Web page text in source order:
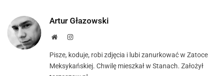
Artur Głazowski
StronaInstagram
Pisze, koduje, robi zdjęcia i lubi zanurkować w Zatoce
Meksykańskiej. Chwilę mieszkał w Stanach. Założył